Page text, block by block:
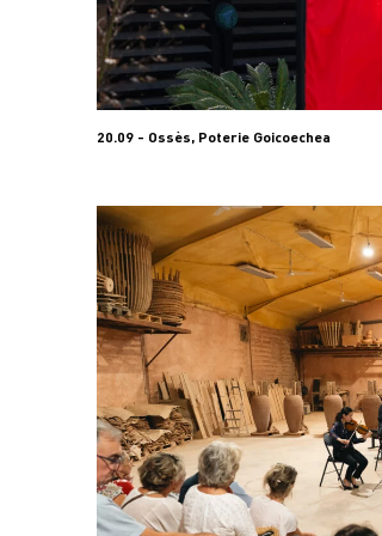
20.09 - Ossès, Poterie Goicoechea